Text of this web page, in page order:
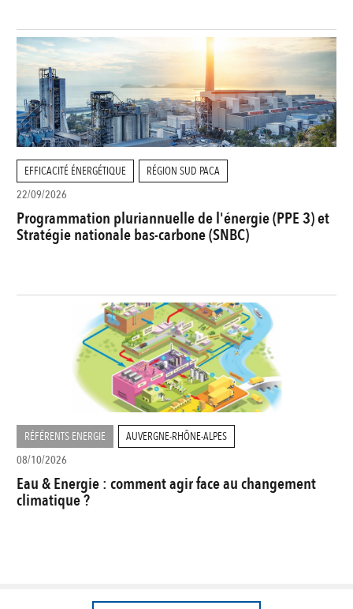
EFFICACITÉ ÉNERGÉTIQUE
RÉGION SUD PACA
22/09/2026
Programmation pluriannuelle de l'énergie (PPE 3) et
Stratégie nationale bas-carbone (SNBC)
RÉFÉRENTS ENERGIE
AUVERGNE-RHÔNE-ALPES
08/10/2026
Eau & Energie : comment agir face au changement
climatique ?